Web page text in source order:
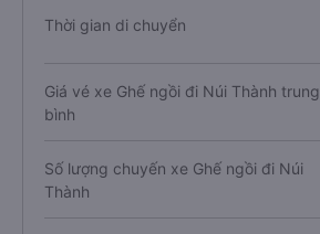
Thời gian di chuyển
Giá vé xe Ghế ngồi đi Núi Thành trung
bình
Số lượng chuyến xe Ghế ngồi đi Núi
Thành